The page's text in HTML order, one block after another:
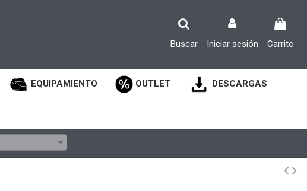
Buscar
Iniciar sesión Carrito
EQUIPAMIENTO OUTLET DESCARGAS